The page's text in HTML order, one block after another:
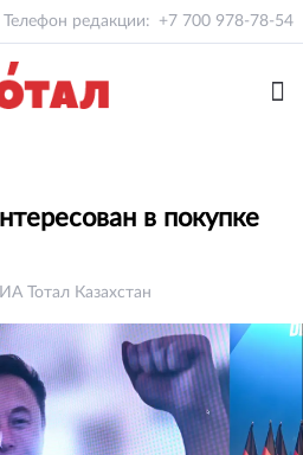
Телефон редакции: +7 700 978-78-54
в покупке
ИА Тотал Казахстан